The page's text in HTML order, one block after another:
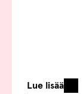
Lue lisää